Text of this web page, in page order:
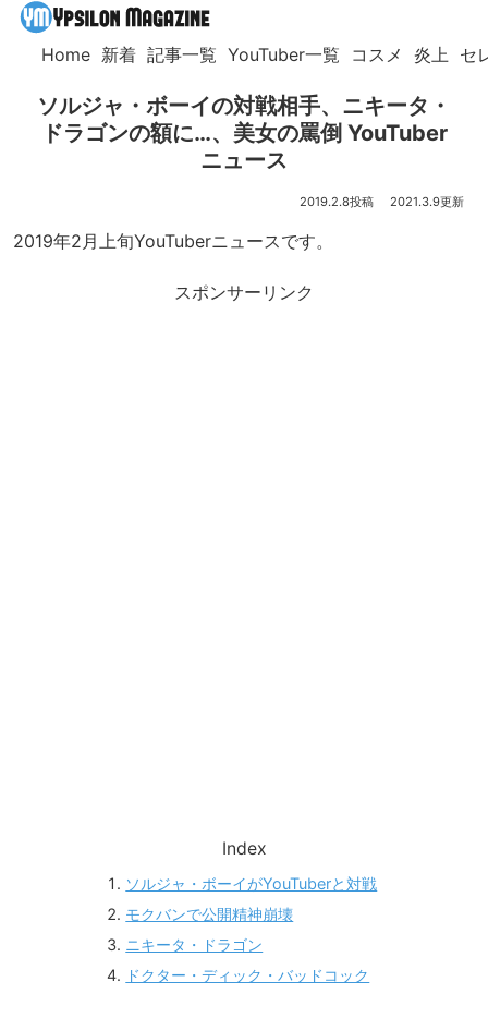
Home 新着 記事一覧 YouTuber一覧 コスメ 炎上 セ
ソルジャ・ボーイの対戦相手、ニキータ・
ドラゴンの額に…、美女の罵倒 YouTuber
ニュース
2019.2.8 2021.3.9
2019年2月上旬YouTuberニュースです。
スポンサーリンク
Index
ソルジャ・ボーイがYouTuberと対戦
モクバンで公開精神崩壊
ニキータ・ドラゴン
ドクター・ディック・バッドコック